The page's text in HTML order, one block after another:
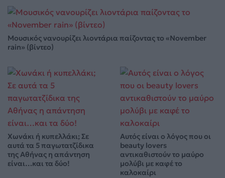
Μουσικός νανουρίζει λιοντάρια παίζοντας το «November
rain» (βίντεο)
Χωνάκι ή κυπελλάκι; Σε
αυτά τα 5 παγωτατζίδικα
της Αθήνας η απάντηση
είναι…και τα δύο!
Αυτός είναι ο λόγος που οι
beauty lovers
αντικαθιστούν το μαύρο
μολύβι με καφέ το
καλοκαίρι